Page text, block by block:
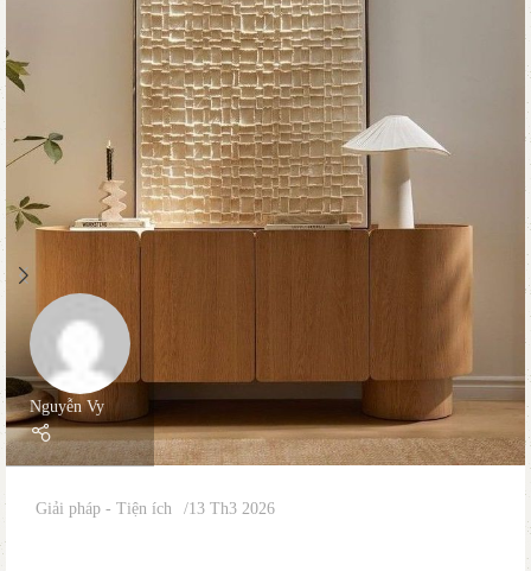
Nguyễn Vy
Giải pháp - Tiện ích 13 Th3 2026